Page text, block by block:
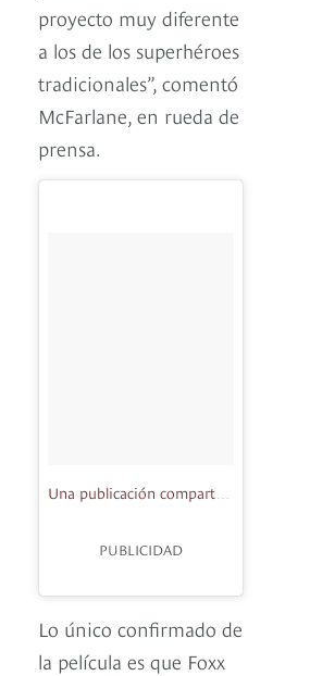
proyecto muy diferente
a los de los superhéroes
tradicionales”, comentó
McFarlane, en rueda de
prensa.
PUBLICIDAD
Lo único confirmado de
la película es que Foxx